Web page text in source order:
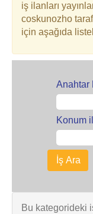
iş ilanları
coskunozho
için aşağıda
Anahtar
Konum
Bu kategorideki